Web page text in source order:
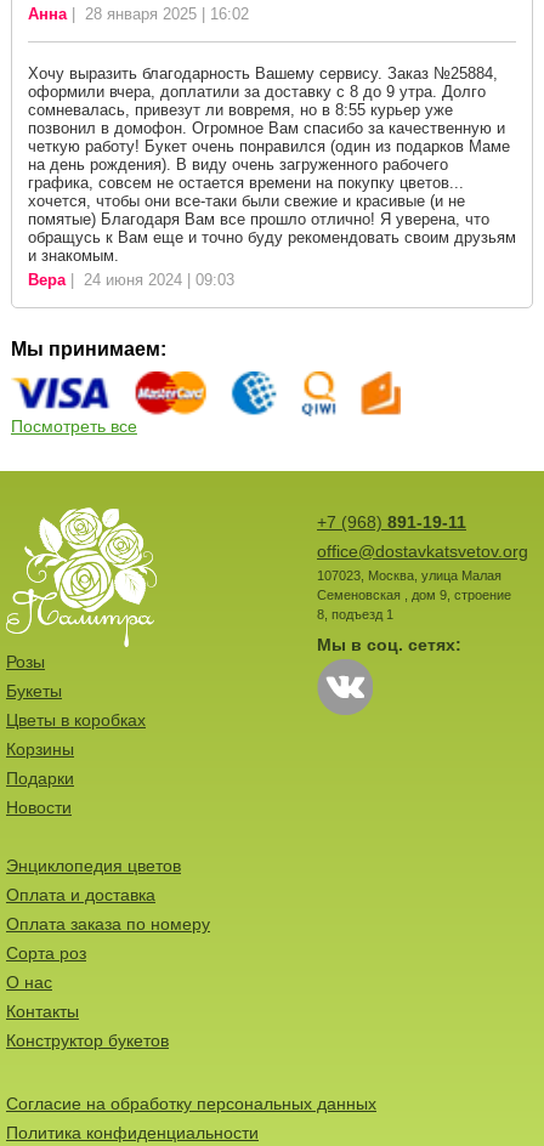
Анна| 28 января 2025 | 16:02
Хочу выразить благодарность Вашему сервису. Заказ №25884,
оформили вчера, доплатили за доставку с 8 до 9 утра. Долго
сомневалась, привезут ли вовремя, но в 8:55 курьер уже
позвонил в домофон. Огромное Вам спасибо за качественную и
четкую работу! Букет очень понравился (один из подарков Маме
на день рождения). В виду очень загруженного рабочего
графика, совсем не остается времени на покупку цветов...
хочется, чтобы они все-таки были свежие и красивые (и не
помятые) Благодаря Вам все прошло отлично! Я уверена, что
обращусь к Вам еще и точно буду рекомендовать своим друзьям
и знакомым.
Вера| 24 июня 2024 | 09:03
Мы принимаем:
Посмотреть все
+7 (968) 891-19-11
office@dostavkatsvetov.org
107023, Москва, улица Малая
Семеновская , дом 9, строение
8, подъезд 1
Мы в соц. сетях:
Розы
Букеты
Цветы в коробках
Корзины
Подарки
Новости
Энциклопедия цветов
Оплата и доставка
Оплата заказа по номеру
Сорта роз
О нас
Контакты
Конструктор букетов
Согласие на обработку персональных данных
Политика конфиденциальности